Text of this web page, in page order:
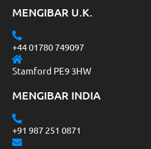
MENGIBAR U.K.
+44 01780 749097
Stamford PE9 3HW
MENGIBAR INDIA
+91 987 251 0871